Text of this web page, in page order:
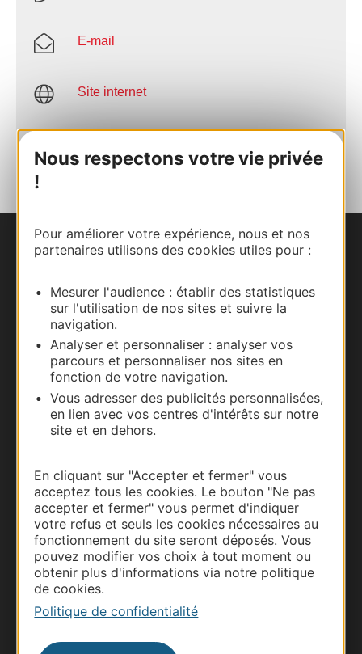
Nous respectons votre vie privée
!
Pour améliorer votre expérience, nous et nos
partenaires utilisons des cookies utiles pour :
Mesurer l'audience : établir des statistiques
sur l'utilisation de nos sites et suivre la
navigation.
Analyser et personnaliser : analyser vos
parcours et personnaliser nos sites en
fonction de votre navigation.
Vous adresser des publicités personnalisées,
en lien avec vos centres d'intérêts sur notre
site et en dehors.
En cliquant sur "Accepter et fermer" vous
acceptez tous les cookies. Le bouton "Ne pas
accepter et fermer" vous permet d'indiquer
votre refus et seuls les cookies nécessaires au
fonctionnement du site seront déposés. Vous
pouvez modifier vos choix à tout moment ou
obtenir plus d'informations via notre politique
de cookies.
Politique de confidentialité
E-mail
Site internet
Nous contacter
Carte interactive
Documentation
Thermalisme
Business/Mice
Pros d'Occitanie
Site presse et d'influence
Voyagistes
Destination Sport